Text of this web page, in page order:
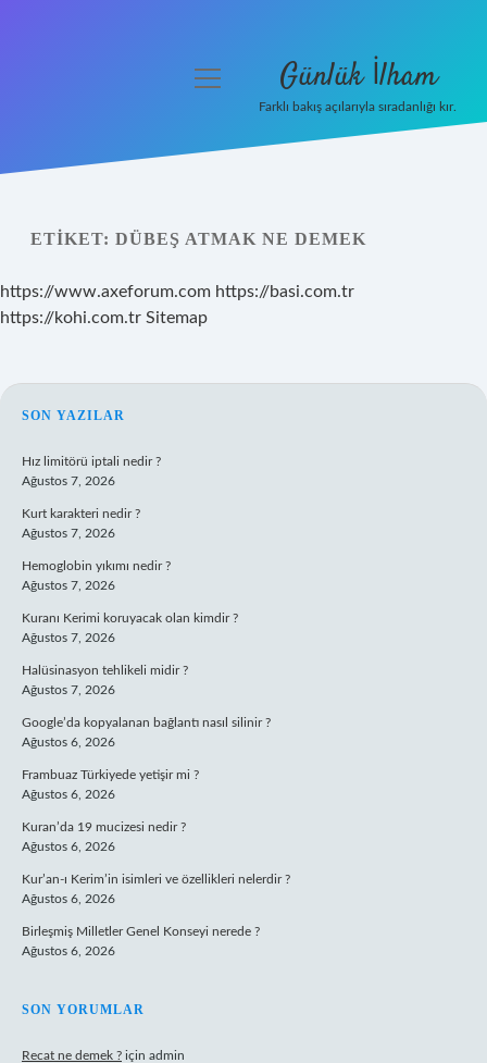
Yasal Uyarı
Hakkımızda
menüyü
Günlük İlham
Farklı bakış açılarıyla sıradanlığı kır.
ETIKET: DÜBEŞ ATMAK NE DEMEK
https://www.axeforum.com https://basi.com.tr
https://kohi.com.tr Sitemap
SIDEBAR
SON YAZILAR
Hız limitörü iptali nedir ?
Ağustos 7, 2026
Kurt karakteri nedir ?
Ağustos 7, 2026
Hemoglobin yıkımı nedir ?
Ağustos 7, 2026
Kuranı Kerimi koruyacak olan kimdir ?
Ağustos 7, 2026
Halüsinasyon tehlikeli midir ?
Ağustos 7, 2026
Google’da kopyalanan bağlantı nasıl silinir ?
Ağustos 6, 2026
Frambuaz Türkiyede yetişir mi ?
Ağustos 6, 2026
Kuran’da 19 mucizesi nedir ?
Ağustos 6, 2026
Kur’an-ı Kerim’in isimleri ve özellikleri nelerdir ?
Ağustos 6, 2026
Birleşmiş Milletler Genel Konseyi nerede ?
Ağustos 6, 2026
SON YORUMLAR
Recat ne demek ? için admin